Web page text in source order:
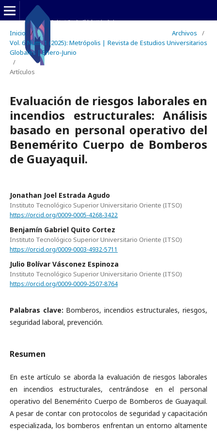
Inicio / Archivos
/
Vol. 6 Núm. 1 (2025): Metrópolis | Revista de Estudios Universitarios
Globales | Enero-Junio
/
Artículos
Evaluación de riesgos laborales en
incendios estructurales: Análisis
basado en personal operativo del
Benemérito Cuerpo de Bomberos
de Guayaquil.
Jonathan Joel Estrada Agudo
Instituto Tecnológico Superior Universitario Oriente (ITSO)
https://orcid.org/0009-0005-4268-3422
Benjamín Gabriel Quito Cortez
Instituto Tecnológico Superior Universitario Oriente (ITSO)
https://orcid.org/0009-0003-4932-5711
Julio Bolívar Vásconez Espinoza
Instituto Tecnológico Superior Universitario Oriente (ITSO)
https://orcid.org/0009-0009-2507-8764
Palabras clave: Bomberos, incendios estructurales, riesgos,
seguridad laboral, prevención.
Resumen
En este artículo se aborda la evaluación de riesgos laborales
en incendios estructurales, centrándose en el personal
operativo del Benemérito Cuerpo de Bomberos de Guayaquil.
A pesar de contar con protocolos de seguridad y capacitación
especializada, los bomberos enfrentan un entorno altamente